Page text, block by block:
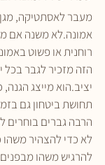
מעבר לאסתטיקה,
אמונה.לא משנה אם
רוחנית או פשוט
הזה מזכיר לגבר בכל
יציב.הוא מייצג הגנה,
תחושת ביטחון גם
הרבה גברים בוחרים
לא כדי להצהיר משהו
להרגיש משהו